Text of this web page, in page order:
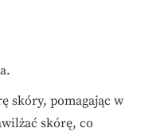
skóry, pomagając w
skórę, co